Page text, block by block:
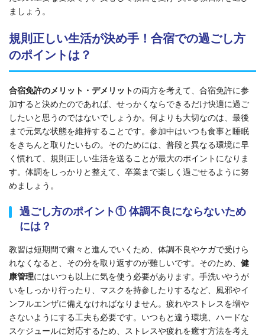
ましょう。
規則正しい生活が決め手！合宿での過ごし方
のポイントは？
合宿免許のメリット・デメリットの両方を考えて、合宿免許に参
加すると決めたのであれば、せっかくならできるだけ快適に過ご
したいと思うのではないでしょうか。何よりも大切なのは、最後
まで元気な状態を維持することです。参加中はいつも食事と睡眠
をきちんと取りたいもの。そのためには、普段と異なる環境に早
く慣れて、規則正しい生活を送ることが最大のポイントになりま
す。体調をしっかりと整えて、卒業まで楽しく過ごせるように努
めましょう。
過ごし方のポイント① 体調不良にならないため
には？
教習は短期間で粛々と進んでいくため、体調不良やケガで受けら
れなくなると、その分を取り返すのが難しいです。そのため、 健
康管理にはいつも以上に気を使う必要があります。手洗いやうが
いをしっかり行ったり、マスクを持参したりするなど、風邪やイ
ンフルエンザに備えなければなりません。疲れやストレスを増や
さないようにする工夫も必要です。 いつもと違う環境、ハードな
スケジュールに対応するため、ストレスや疲れを癒す方法を考え